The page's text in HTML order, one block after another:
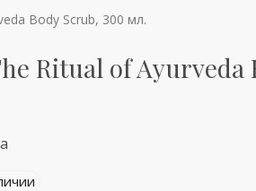
Body Scrub, 300 мл.
Ritual of Ayurveda